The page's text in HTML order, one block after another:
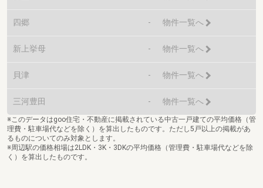
四郷 - 物件一覧へ
新上挙母 - 物件一覧へ
貝津 - 物件一覧へ
三河豊田 - 物件一覧へ
※このデータはgoo住宅・不動産に掲載されている中古一戸建ての平均価格（管
理費・駐車場代などを除く）を算出したものです。ただし5戸以上の掲載があ
るものについてのみ対象とします。
※周辺駅の価格相場は2LDK・3K・3DKの平均価格（管理費・駐車場代などを除
く）を算出したものです。